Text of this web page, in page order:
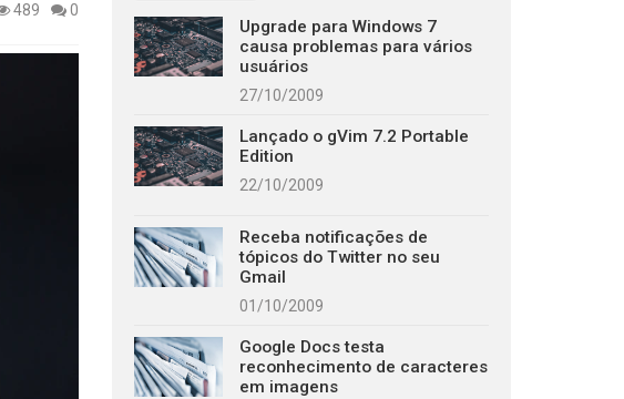
489 0
Upgrade para Windows 7
causa problemas para vários
usuários
27/10/2009
Lançado o gVim 7.2 Portable
Edition
22/10/2009
Receba notificações de
tópicos do Twitter no seu
Gmail
01/10/2009
Google Docs testa
reconhecimento de caracteres
em imagens